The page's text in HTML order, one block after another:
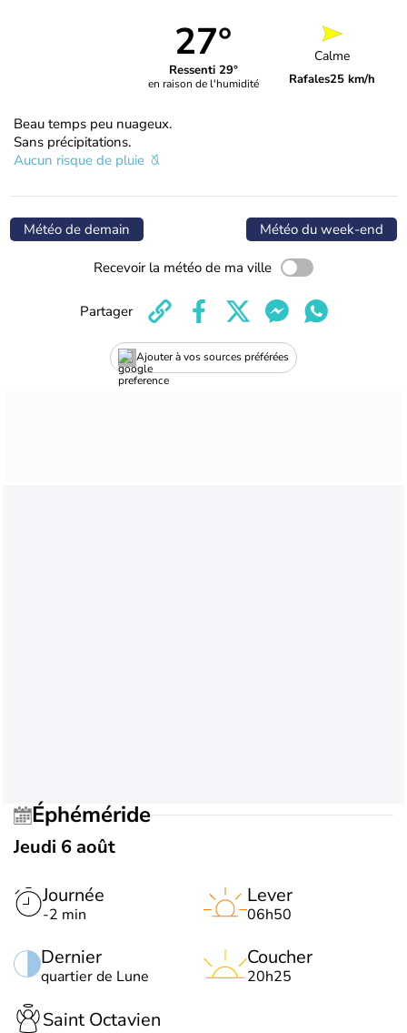
27°
Ressenti 29°
en raison de l'humidité
Calme
Rafales25 km/h
Beau temps peu nuageux.
Sans précipitations.
Aucun risque de pluie
Météo de demain Météo du week-end
Recevoir la météo de ma ville
Ajouter à vos sources préférées
Partager
Éphéméride
Jeudi 6 août
Journée
-2 min
Dernier
quartier de Lune
Lever
06h50
Coucher
20h25
Saint Octavien